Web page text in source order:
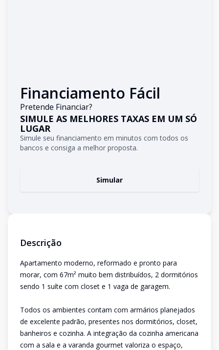
Financiamento Fácil
Pretende Financiar?
SIMULE AS MELHORES TAXAS EM UM SÓ
LUGAR
Simule seu financiamento em minutos com todos os
bancos e consiga a melhor proposta.
Simular
Descrição
Apartamento moderno, reformado e pronto para
morar, com 67m² muito bem distribuídos, 2 dormitórios
sendo 1 suíte com closet e 1 vaga de garagem.
Todos os ambientes contam com armários planejados
de excelente padrão, presentes nos dormitórios, closet,
banheiros e cozinha. A integração da cozinha americana
com a sala e a varanda gourmet valoriza o espaço,